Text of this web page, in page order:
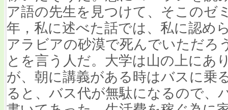
ア語の先生を見つけて、そこのゼ
年，私に述べた話では、私に認め
アラビアの砂漠で死んでいただろ
とを言う人だ。大学は山の上にあ
が、朝に講義がある時はバスに乗
ると、バス代が無駄になるので、